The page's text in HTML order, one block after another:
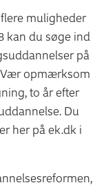
i
en
for at
med
branche, løn,
muligheder
kan du søge ind
på
Vær opmærksom
to år efter
Du
her på ek.dk i